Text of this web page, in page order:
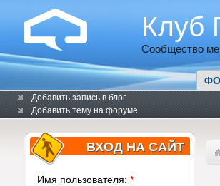
Клуб
Сообщество
Добавить запись в блог
Добавить тему на форуме
ВХОД НА САЙТ
Имя пользователя: *